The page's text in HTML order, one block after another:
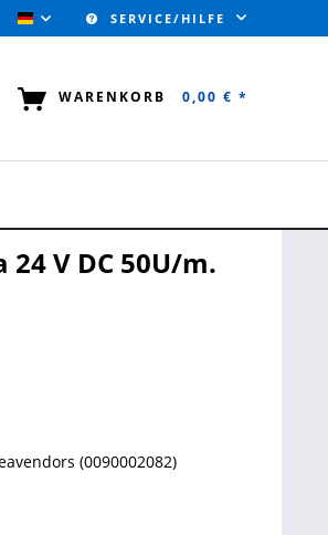
VALVOTEC (DEUTSCH)
SERVICE/HILFE
WARENKORB 0,00 € *
V DC 50U/m.
(0090002082)